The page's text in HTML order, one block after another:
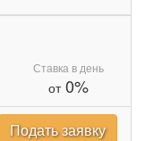
Ставка в день
от0%
Подать заявку